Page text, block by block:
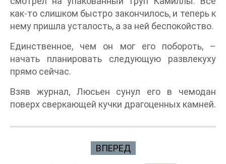
как-то слишком быстро закончилось, и теперь к
нему пришла усталость, а за ней беспокойство.
Единственное, чем он мог его побороть, –
начать планировать следующую развлекуху
прямо сейчас.
Взяв журнал, Люсьен сунул его в чемодан
поверх сверкающей кучки драгоценных камней.
ВПЕРЕД